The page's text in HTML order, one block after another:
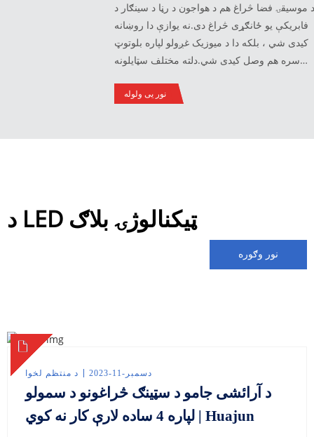
موسيقۍ فضا څراغ هم د هواجون د رڼا د سينګار د
فابريکې يو ځانګړی څراغ دی.نه یوازې دا روښانه
کیدی شي ، بلکه دا د میوزیک غږولو لپاره بلوتوټ
سره هم وصل کیدی شي.دلته مختلف سټایلونه
پورټ ایبل څراغونه ، کوم چې دواړه عملي او
نور یی ولوله
د LED ټیکنالوژۍ بلاګ
نور وګوره
د منتظم لخوا دسمبر-11-2023
د آرائشی جامو د سټینګ څراغونو د سمولو
لپاره 4 ساده لارې کار نه کوي | Huajun